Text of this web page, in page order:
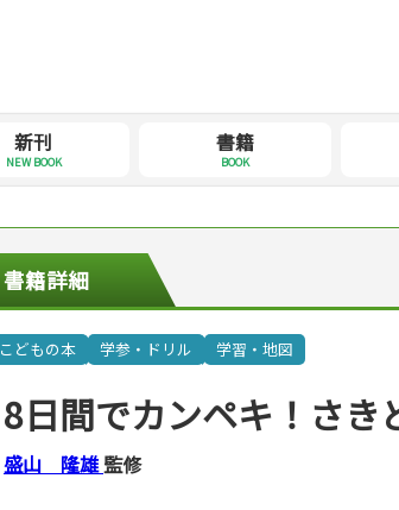
新刊
NEW BOOK
書籍
BOOK
書籍詳細
こどもの本 学参・ドリル 学習・地図
8日間でカンペキ！さき
盛山 隆雄監修